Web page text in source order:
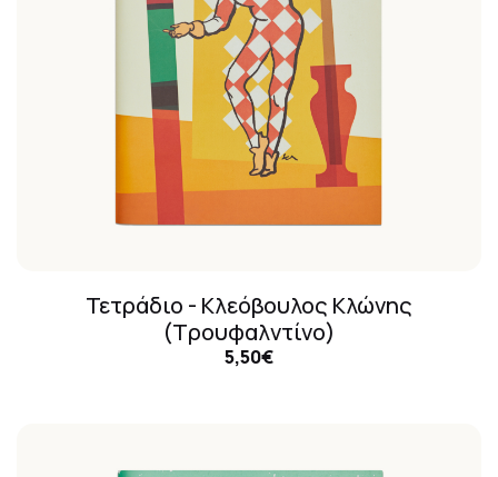
Τετράδιο - Κλεόβουλος Κλώνης
(Τρουφαλντίνο)
5,50€